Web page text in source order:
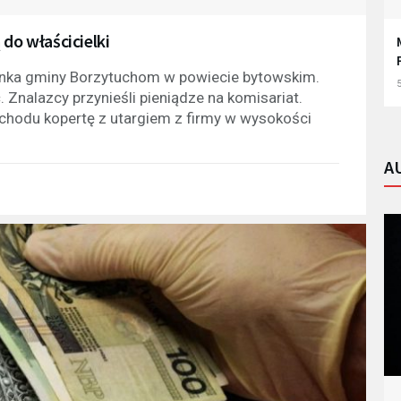
właścicielki
gminy Borzytuchom w powiecie bytowskim.
przynieśli pieniądze na komisariat.
kopertę z utargiem z firmy w wysokości